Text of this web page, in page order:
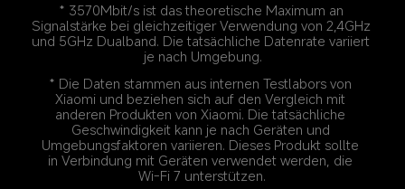
* 3570Mbit/s ist das theoretische Maximum an
Signalstärke bei gleichzeitiger Verwendung von 2,4GHz
und 5GHz Dualband. Die tatsächliche Datenrate variiert
* Die Daten stammen aus internen Testlabors von
Xiaomi und beziehen sich auf den Vergleich mit
anderen Produkten von Xiaomi. Die tatsächliche
Geschwindigkeit kann je nach Geräten und
Umgebungsfaktoren variieren. Dieses Produkt sollte
in Verbindung mit Geräten verwendet werden, die